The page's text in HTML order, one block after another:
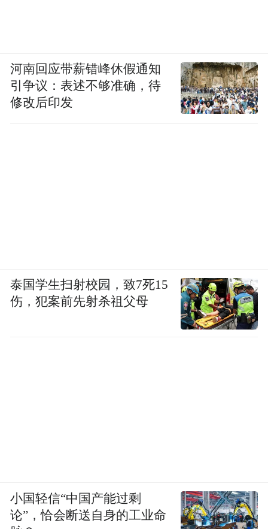
河南回应带薪错峰休假通知
引争议：表述不够准确，待
修改后印发
泰国学生扫射校园，致7死15
伤，犯案前先射杀祖父母
小国轻信“中国产能过剩
论”，恰会断送自身的工业命